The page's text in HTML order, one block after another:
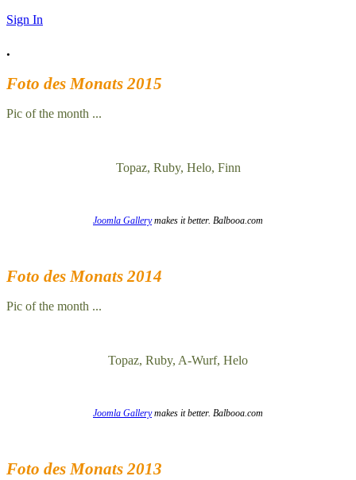
Sign In
.
Foto des Monats 2015
Pic of the month ...
Topaz, Ruby, Helo, Finn
Joomla Gallerymakes it better. Balbooa.com
Foto des Monats 2014
Pic of the month ...
Topaz, Ruby, A-Wurf, Helo
Joomla Gallerymakes it better. Balbooa.com
Foto des Monats 2013